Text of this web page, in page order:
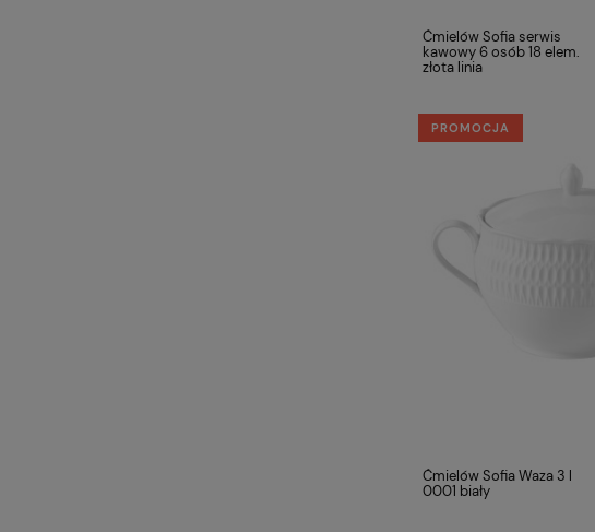
Ćmielów Sofia serwis
kawowy 6 osób 18 elem.
złota linia
Ćmielów Sofia Waza 3 l
0001 biały
PROMOCJA